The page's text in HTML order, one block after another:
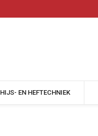
HIJS- EN HEFTECHNIEK